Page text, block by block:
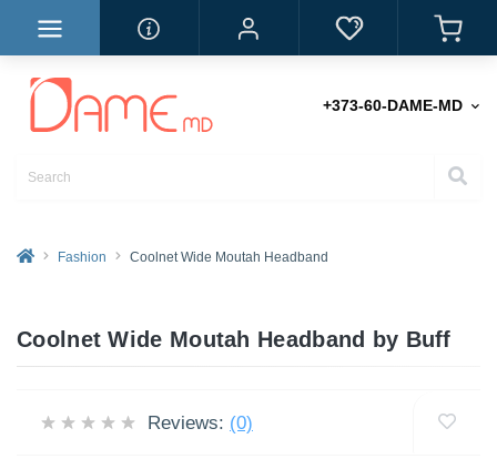
+373-60-DAME-MD
Fashion Coolnet Wide Moutah Headband
Coolnet Wide Moutah Headband by Buff
Reviews: (0)